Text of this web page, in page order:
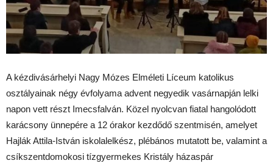
A kézdivásárhelyi Nagy Mózes Elméleti Líceum katolikus
osztályainak négy évfolyama advent negyedik vasárnapján lelki
napon vett részt Imecsfalván. Közel nyolcvan fiatal hangolódott
karácsony ünnepére a 12 órakor kezdődő szentmisén, amelyet
Hajlák Attila-István iskolalelkész, plébános mutatott be, valamint a
csíkszentdomokosi tízgyermekes Kristály házaspár